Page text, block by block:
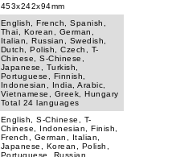
453x242x94mm
English, French, Spanish,
Thai, Korean, German,
Italian, Russian, Swedish,
Dutch, Polish, Czech, T-
Chinese, S-Chinese,
Japanese, Turkish,
Portuguese, Finnish,
Indonesian, India, Arabic,
Vietnamese, Greek, Hungary
Total 24 languages
English, S-Chinese, T-
Chinese, Indonesian, Finish,
French, German, Italian,
Japanese, Korean, Polish,
Portuguese, Russian,